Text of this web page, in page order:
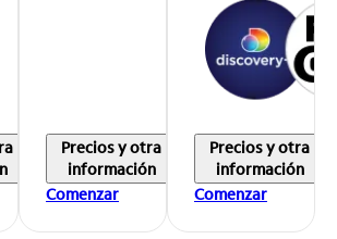
Precios y otra
información
Comenzar
Precios y otra
información
Comenzar